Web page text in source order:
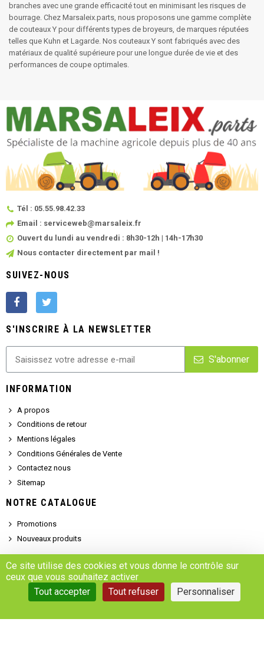
branches avec une grande efficacité tout en minimisant les risques de
bourrage. Chez Marsaleix.parts, nous proposons une gamme complète
de couteaux Y pour différents types de broyeurs, de marques réputées
telles que Kuhn et Lagarde. Nos couteaux Y sont fabriqués avec des
matériaux de qualité supérieure pour une longue durée de vie et des
performances de coupe optimales.
Tél : 05.55.98.42.33
Email : serviceweb@marsaleix.fr
Ouvert du lundi au vendredi : 8h30-12h | 14h-17h30
Nous contacter directement par mail !
SUIVEZ-NOUS
S'INSCRIRE À LA NEWSLETTER
S'abonner
INFORMATION
A propos
Conditions de retour
Mentions légales
Conditions Générales de Vente
Contactez nous
Sitemap
NOTRE CATALOGUE
Promotions
Nouveaux produits
Demander un devis
Se connecter
Ce site utilise des cookies et vous donne le contrôle sur
ceux que vous souhaitez activer
Tout accepter
Tout refuser Personnaliser